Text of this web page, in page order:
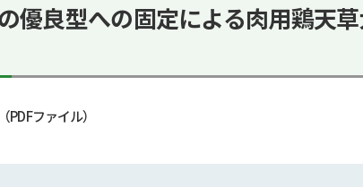
優良型への固定による肉用鶏天
（PDFファイル）